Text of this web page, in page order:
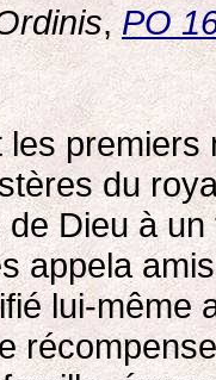
,PO
premiers
du
Dieu à
appela
lui-même